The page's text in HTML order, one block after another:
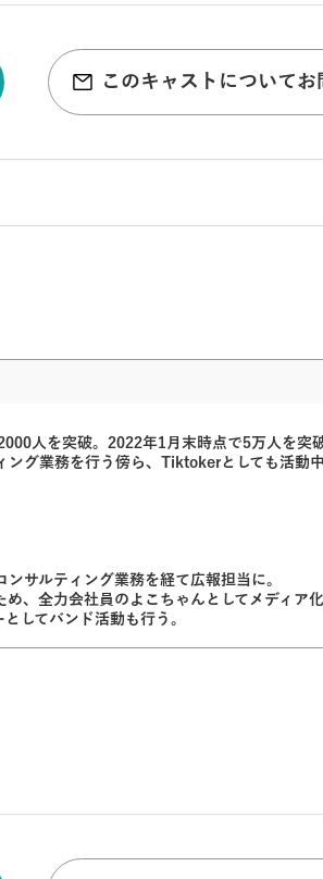
このキャストについてお
人を突破。2022年1月末時点で5万人を突破
グ業務を行う傍ら、Tiktokerとしても活動
サルティング業務を経て広報担当に。
、全力会社員のよこちゃんとしてメディア化
してバンド活動も行う。